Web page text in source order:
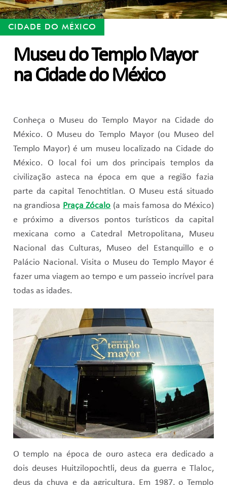
CIDADE DO MÉXICO
Museu do Templo Mayor
na Cidade do México
Conheça o Museu do Templo Mayor na Cidade do
México. O Museu do Templo Mayor (ou Museo del
Templo Mayor) é um museu localizado na Cidade do
México. O local foi um dos principais templos da
civilização asteca na época em que a região fazia
parte da capital Tenochtitlan. O Museu está situado
na grandiosa Praça Zócalo (a mais famosa do México)
e próximo a diversos pontos turísticos da capital
mexicana como a Catedral Metropolitana, Museu
Nacional das Culturas, Museo del Estanquillo e o
Palácio Nacional. Visita o Museu do Templo Mayor é
fazer uma viagem ao tempo e um passeio incrível para
todas as idades.
O templo na época de ouro asteca era dedicado a
dois deuses Huitzilopochtli, deus da guerra e Tlaloc,
deus da chuva e da agricultura. Em 1987, o Templo